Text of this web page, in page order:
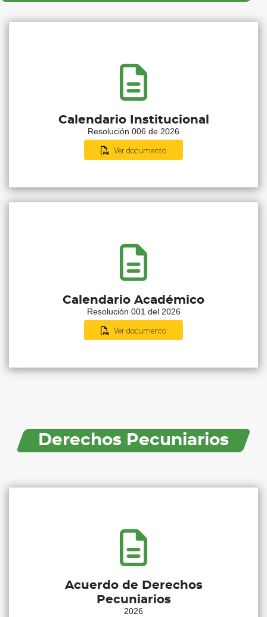
Calendario Institucional
Resolución 006 de 2026
Ver documento
Calendario Académico
Resolución 001 del 2026
Ver documento
Derechos Pecuniarios
Acuerdo de Derechos
Pecuniarios
2026